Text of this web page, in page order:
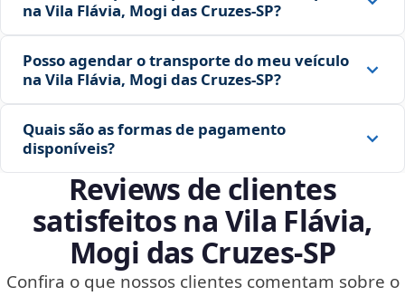
na Vila Flávia, Mogi das Cruzes‑SP?
Posso agendar o transporte do meu veículo
na Vila Flávia, Mogi das Cruzes‑SP?
Quais são as formas de pagamento
disponíveis?
Reviews de clientes
satisfeitos na Vila Flávia,
Mogi das Cruzes‑SP
Confira o que nossos clientes comentam sobre o